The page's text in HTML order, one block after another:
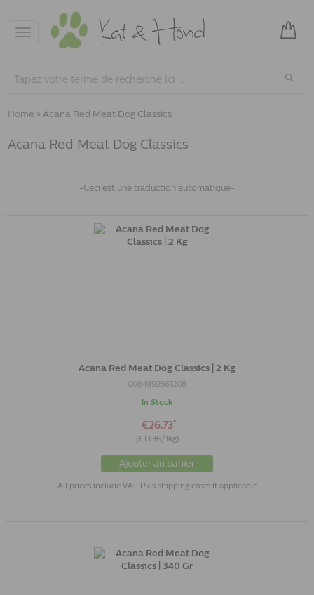
Toggle
navigation
Home » Acana Red Meat Dog Classics
Acana Red Meat Dog Classics
-Ceci est une traduction automatique-
Acana Red Meat Dog Classics | 2 Kg
0064992561208
In Stock
€26.73*
(€13.36/1kg)
Ajouter au panier
All prices include VAT, Plus shipping costs if applicable